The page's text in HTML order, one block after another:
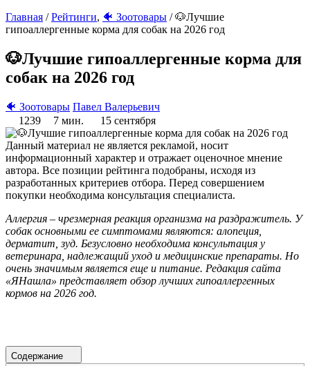
Главная /Рейтинги, 🐠 Зоотовары / 🐶Лучшие
гипоаллергенные корма для собак на 2026 год
🐶Лучшие гипоаллергенные корма для
собак на 2026 год
🐠 Зоотовары Павел Валерьевич
1239
7 мин. 15 сентября
Данный материал не является рекламой, носит
информационный характер и отражает оценочное мнение
автора. Все позиции рейтинга подобраны, исходя из
разработанных критериев отбора. Перед совершением
покупки необходима консультация специалиста.
Аллергия – чрезмерная реакция организма на раздражитель. У
собак основными ее симптомами являются: алопеция,
дерматит, зуд. Безусловно необходима консультация у
ветеринара, надлежащий уход и медицинские препараты. Но
очень значимым является еще и питание. Редакция сайта
«ЯНашла» представляет обзор лучших гипоаллергенных
кормов на 2026 год.
Содержание